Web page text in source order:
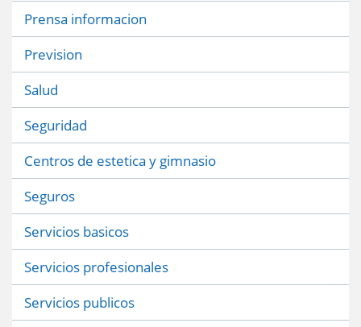
Prensa informacion
Prevision
Salud
Seguridad
Centros de estetica y gimnasio
Seguros
Servicios basicos
Servicios profesionales
Servicios publicos